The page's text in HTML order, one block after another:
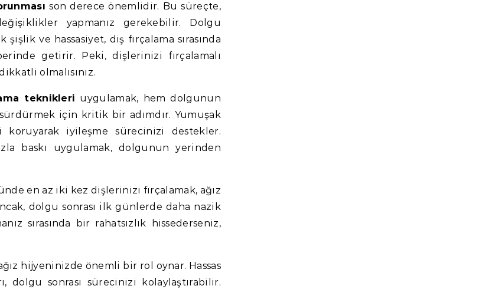
son derece önemlidir. Bu süreçte,
yapmanız gerekebilir. Dolgu
şişlik ve hassasiyet, diş fırçalama sırasında
getirir. Peki, dişlerinizi fırçalamalı
olmalısınız.
teknikleri uygulamak, hem dolgunun
için kritik bir adımdır. Yumuşak
koruyarak iyileşme sürecinizi destekler.
baskı uygulamak, dolgunun yerinden
en az iki kez dişlerinizi fırçalamak, ağız
dolgu sonrası ilk günlerde daha nazik
sırasında bir rahatsızlık hissederseniz,
hijyeninizde önemli bir rol oynar. Hassas
sonrası sürecinizi kolaylaştırabilir.